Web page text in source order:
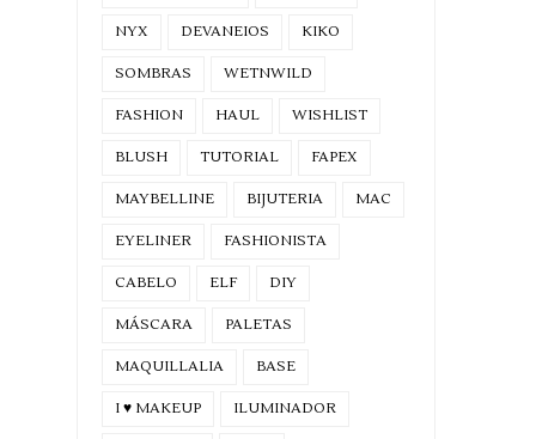
NYX DEVANEIOS KIKO
SOMBRAS WETNWILD
FASHION HAUL WISHLIST
BLUSH TUTORIAL FAPEX
MAYBELLINE BIJUTERIA MAC
EYELINER FASHIONISTA
CABELO ELF DIY
MÁSCARA PALETAS
MAQUILLALIA BASE
I ♥ MAKEUP ILUMINADOR